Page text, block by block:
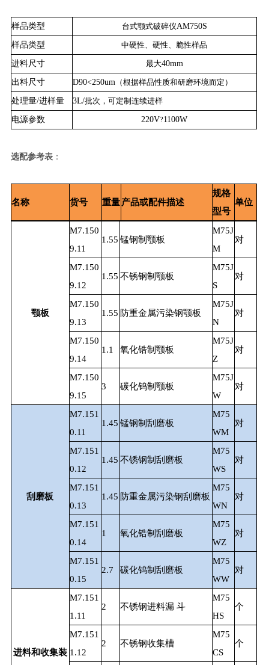
样品类型 台式颚式破碎仪AM750S
样品类型 中硬性、硬性、脆性样品
进料尺寸 最大40mm
出料尺寸 D90<250um（根据样品性质和研磨环境而定）
处理量/进样量 3L/批次，可定制连续进样
电源参数 220V?1100W
选配参考表：
名称 货号 重量产品或配件描述
规格
型号
单位
颚板
M7.150
9.11
1.55 锰钢制颚板
M75J
M
对
M7.150
9.12
1.55 不锈钢制颚板
M75J
S
对
M7.150
9.13
1.55 防重金属污染钢颚板
M75J
N
对
M7.150
9.14
1.1 氧化锆制颚板
M75J
Z
对
M7.150
9.15
3 碳化钨制颚板
M75J
W
对
刮磨板
M7.151
0.11
1.45 锰钢制刮磨板
M75
WM
对
M7.151
0.12
1.45 不锈钢制刮磨板
M75
WS
对
M7.151
0.13
1.45 防重金属污染钢刮磨板
M75
WN
对
M7.151
0.14
1 氧化锆制刮磨板
M75
WZ
对
M7.151
0.15
2.7 碳化钨制刮磨板
M75
WW
对
进料和收集装
M7.151
1.11
2 不锈钢进料漏 斗
M75
HS
个
M7.151
1.12
2 不锈钢收集槽
M75
CS
个